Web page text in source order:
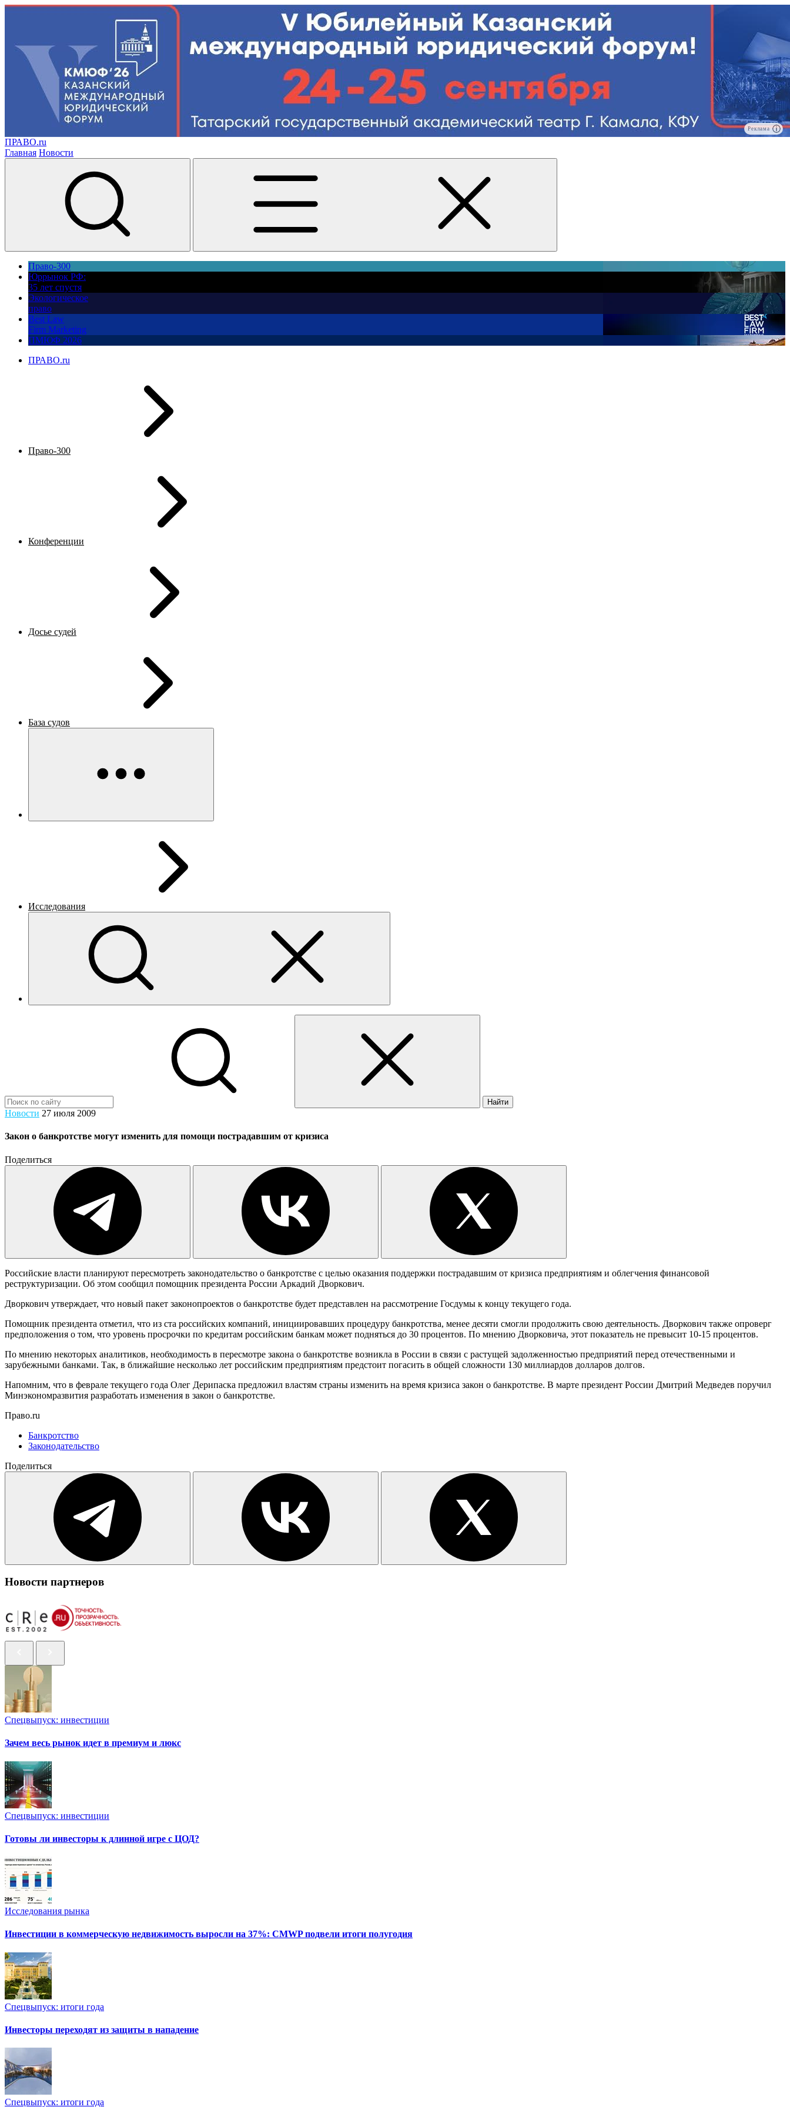
Реклама
ПРАВО.ru
Главная Новости
Право-300
Юррынок РФ:
35 лет спустя
Экологическое
право
Best Law
Firm Marketing
ПМЮФ 2026
ПРАВО.ru
Право-300
Конференции
Досье судей
База судов
Исследования
Найти
Новости 27 июля 2009
Закон о банкротстве могут изменить для помощи пострадавшим от кризиса
Поделиться
Российские власти планируют пересмотреть законодательство о банкротстве с целью оказания поддержки пострадавшим от кризиса предприятиям и облегчения финансовой
реструктуризации. Об этом сообщил помощник президента России Аркадий Дворкович.
Дворкович утверждает, что новый пакет законопроектов о банкротстве будет представлен на рассмотрение Госдумы к концу текущего года.
Помощник президента отметил, что из ста российских компаний, инициировавших процедуру банкротства, менее десяти смогли продолжить свою деятельность. Дворкович также опроверг
предположения о том, что уровень просрочки по кредитам российским банкам может подняться до 30 процентов. По мнению Дворковича, этот показатель не превысит 10-15 процентов.
По мнению некоторых аналитиков, необходимость в пересмотре закона о банкротстве возникла в России в связи с растущей задолженностью предприятий перед отечественными и
зарубежными банками. Так, в ближайшие несколько лет российским предприятиям предстоит погасить в общей сложности 130 миллиардов долларов долгов.
Напомним, что в феврале текущего года Олег Дерипаска предложил властям страны изменить на время кризиса закон о банкротстве. В марте президент России Дмитрий Медведев поручил
Минэкономразвития разработать изменения в закон о банкротстве.
Право.ru
Банкротство
Законодательство
Поделиться
Новости партнеров
Спецвыпуск: инвестиции
Зачем весь рынок идет в премиум и люкс
Спецвыпуск: инвестиции
Готовы ли инвесторы к длинной игре с ЦОД?
Исследования рынка
Инвестиции в коммерческую недвижимость выросли на 37%: CMWP подвели итоги полугодия
Спецвыпуск: итоги года
Инвесторы переходят из защиты в нападение
Спецвыпуск: итоги года